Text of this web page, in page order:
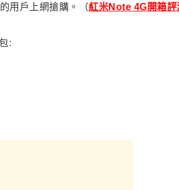
用戶上網搶購。（紅米Note 4G開箱評
: